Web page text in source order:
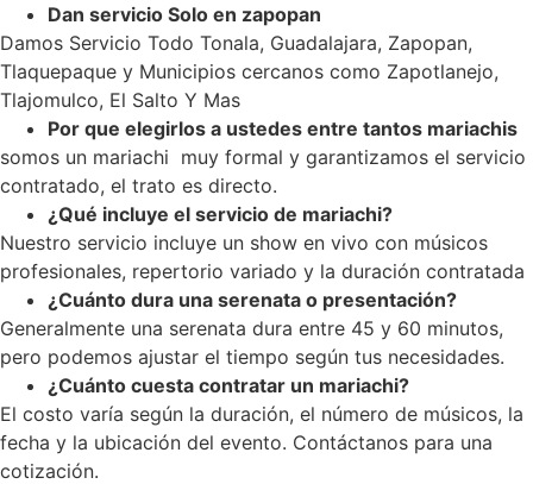
Dan servicio Solo en zapopan
Damos Servicio Todo Tonala, Guadalajara, Zapopan,
Tlaquepaque y Municipios cercanos como Zapotlanejo,
Tlajomulco, El Salto Y Mas
Por que elegirlos a ustedes entre tantos mariachis
somos un mariachi muy formal y garantizamos el servicio
contratado, el trato es directo.
¿Qué incluye el servicio de mariachi?
Nuestro servicio incluye un show en vivo con músicos
profesionales, repertorio variado y la duración contratada
¿Cuánto dura una serenata o presentación?
Generalmente una serenata dura entre 45 y 60 minutos,
pero podemos ajustar el tiempo según tus necesidades.
¿Cuánto cuesta contratar un mariachi?
El costo varía según la duración, el número de músicos, la
fecha y la ubicación del evento. Contáctanos para una
cotización.